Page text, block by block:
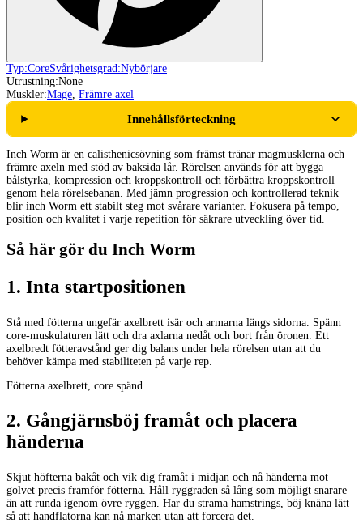
Typ:CoreSvårighetsgrad:Nybörjare
Utrustning:None
Muskler:Mage, Främre axel
Innehållsförteckning
Inch Worm är en calisthenicsövning som främst tränar magmusklerna och
främre axeln med stöd av baksida lår. Rörelsen används för att bygga
bålstyrka, kompression och kroppskontroll och förbättra kroppskontroll
genom hela rörelsebanan. Med jämn progression och kontrollerad teknik
blir inch Worm ett stabilt steg mot svårare varianter. Fokusera på tempo,
position och kvalitet i varje repetition för säkrare utveckling över tid.
Så här gör du Inch Worm
1. Inta startpositionen
Stå med fötterna ungefär axelbrett isär och armarna längs sidorna. Spänn
core-muskulaturen lätt och dra axlarna nedåt och bort från öronen. Ett
axelbredt fötteravstånd ger dig balans under hela rörelsen utan att du
behöver kämpa med stabiliteten på varje rep.
Fötterna axelbrett, core spänd
2. Gångjärnsböj framåt och placera
händerna
Skjut höfterna bakåt och vik dig framåt i midjan och nå händerna mot
golvet precis framför fötterna. Håll ryggraden så lång som möjligt snarare
än att runda igenom övre ryggen. Har du strama hamstrings, böj knäna lätt
så att handflatorna kan nå marken utan att forcera det.